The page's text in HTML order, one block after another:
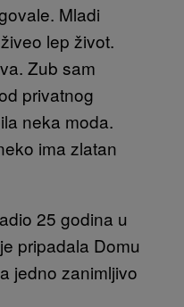
Mladi
lep život.
Zub sam
privatnog
neka moda.
ima zlatan
25 godina u
je pripadala Domu
jedno zanimljivo